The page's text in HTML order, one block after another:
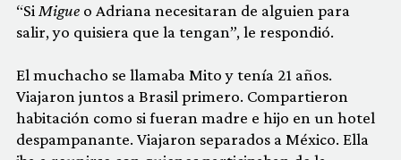
“Si Migue o Adriana necesitaran de alguien para
salir, yo quisiera que la tengan”, le respondió.
El muchacho se llamaba Mito y tenía 21 años.
Viajaron juntos a Brasil primero. Compartieron
habitación como si fueran madre e hijo en un hotel
despampanante. Viajaron separados a México. Ella